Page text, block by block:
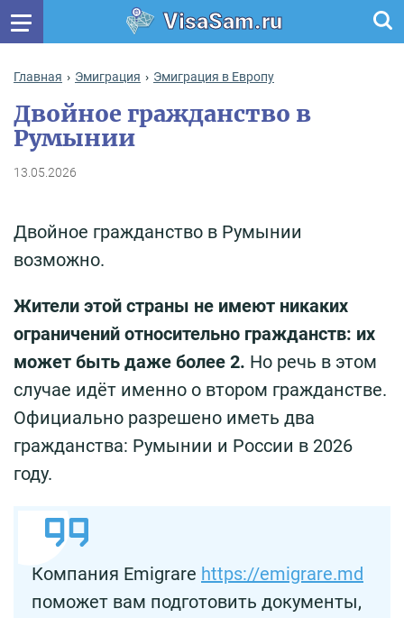
VisaSam.ru
Главная Эмиграция Эмиграция в Европу
Двойное гражданство в
Румынии
13.05.2026
Двойное гражданство в Румынии
возможно.
Жители этой страны не имеют никаких
ограничений относительно гражданств: их
может быть даже более 2. Но речь в этом
случае идёт именно о втором гражданстве.
Официально разрешено иметь два
гражданства: Румынии и России в 2026
году.
Компания Emigrare https://emigrare.md
поможет вам подготовить документы,